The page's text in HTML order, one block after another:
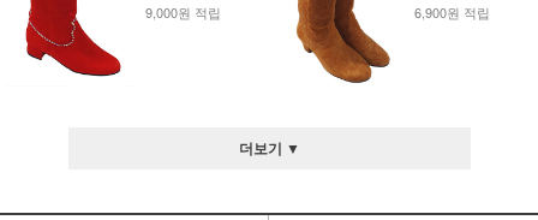
9,000원 적립 6,900원 적립
더보기 ▼